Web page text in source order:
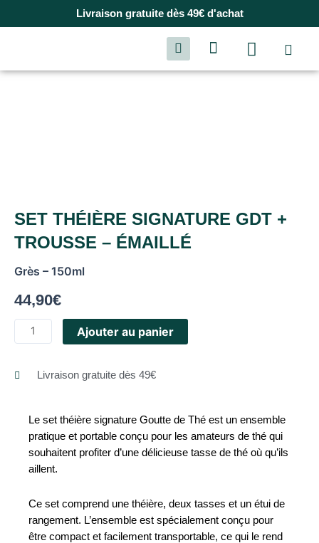
Livraison gratuite dès 49€ d'achat
SET THÉIÈRE SIGNATURE GDT +
TROUSSE – ÉMAILLÉ
Grès – 150ml
44,90€
Ajouter au panier
Livraison gratuite dès 49€
Le set théière signature Goutte de Thé est un ensemble
pratique et portable conçu pour les amateurs de thé qui
souhaitent profiter d’une délicieuse tasse de thé où qu’ils
aillent.
Ce set comprend une théière, deux tasses et un étui de
rangement. L’ensemble est spécialement conçu pour
être compact et facilement transportable, ce qui le rend